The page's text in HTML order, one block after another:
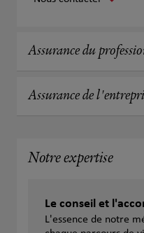
Assurance du
Assurance de
Notre expertise
Le conseil et
L'essence de notre